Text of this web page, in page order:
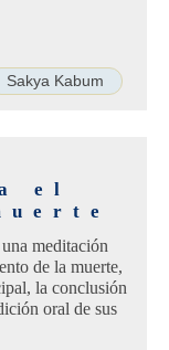
Sakya Kabum
el
meditación
de la muerte,
la conclusión
oral de sus